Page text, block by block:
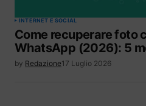
INTERNET E SOCIAL
Come recuperare foto
WhatsApp (2026): 5
by Redazione17 Luglio 2026